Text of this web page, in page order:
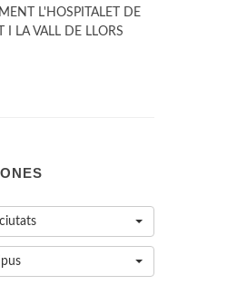
L'HOSPITALET DE
I LA VALL DE LLORS
ciutats